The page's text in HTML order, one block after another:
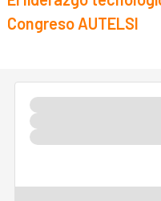
Congreso AUTELSI